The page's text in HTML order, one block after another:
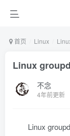
首页 Linux
Linux
不念
4年前更新
Linux